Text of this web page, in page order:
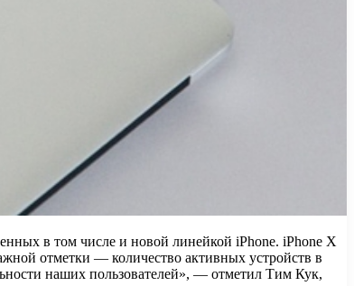
в том числе и новой линейкой iPhone. iPhone X
отметки — количество активных устройств в
наших пользователей», — отметил Тим Кук,